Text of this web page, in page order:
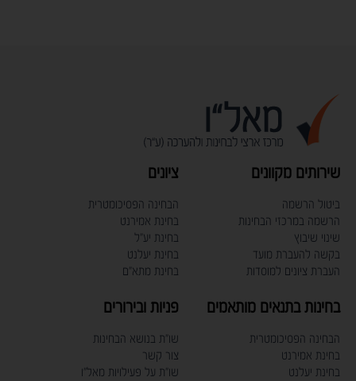
שירותים מקוונים
ביטול הרשמה
הרשמה במרכזי הבחינות
שינוי שיבוץ
בקשה להעברת מועד
העברת ציונים למוסדות
ציונים
הבחינה הפסיכומטרית
בחינת אמירנט
בחינת יע"ל
בחינת יעלנט
בחינת מתא"ם
בחינות בתנאים מותאמים
הבחינה הפסיכומטרית
בחינת אמירנט
בחינת יעלנט
פניות ובירורים
שו"ת בנושא הבחינות
צור קשר
שו"ת על פעילויות מאל"ו